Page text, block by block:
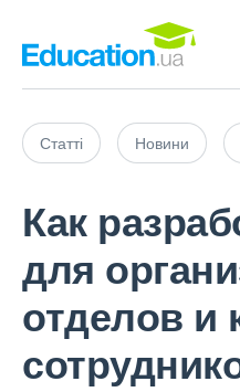
Статті Новини
Как
для
отделов и